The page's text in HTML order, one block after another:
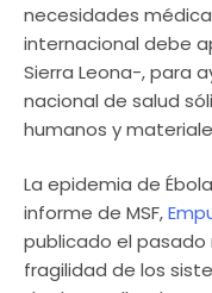
necesidades
internacional debe
Sierra Leona-, para
nacional de salud
humanos y
La epidemia de
informe de MSF,
publicado el pasado
fragilidad de los